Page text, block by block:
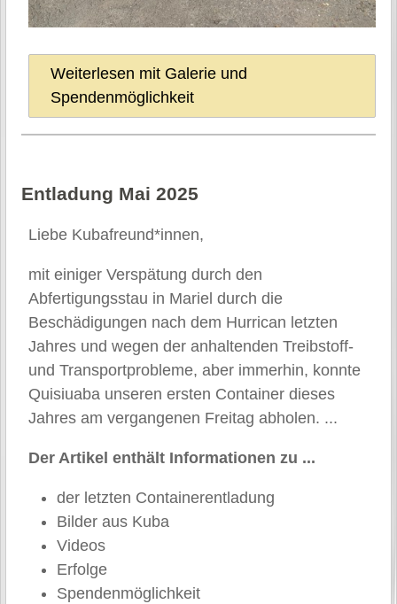
Weiterlesen mit Galerie und
Spendenmöglichkeit
Entladung Mai 2025
Liebe Kubafreund*innen,
mit einiger Verspätung durch den
Abfertigungsstau in Mariel durch die
Beschädigungen nach dem Hurrican letzten
Jahres und wegen der anhaltenden Treibstoff-
und Transportprobleme, aber immerhin, konnte
Quisiuaba unseren ersten Container dieses
Jahres am vergangenen Freitag abholen. ...
Der Artikel enthält Informationen zu ...
der letzten Containerentladung
Bilder aus Kuba
Videos
Erfolge
Spendenmöglichkeit